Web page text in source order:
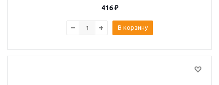
416₽
В корзину